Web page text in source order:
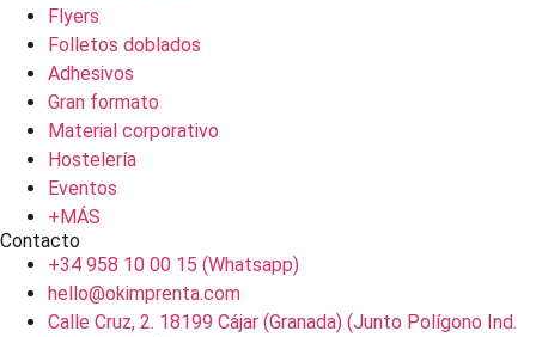
Flyers
Folletos doblados
Adhesivos
Gran formato
Material corporativo
Hostelería
Eventos
+MÁS
Contacto
+34 958 10 00 15 (Whatsapp)
hello@okimprenta.com
Calle Cruz, 2. 18199 Cájar (Granada) (Junto Polígono Ind.